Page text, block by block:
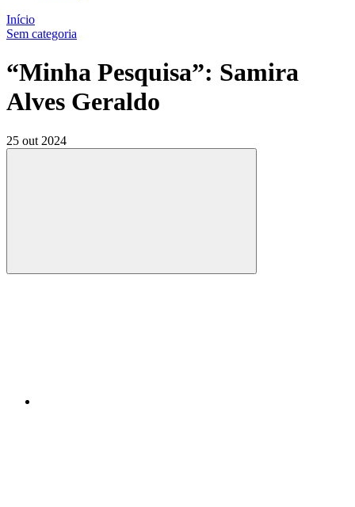
Início
Sem categoria
“Minha Pesquisa”: Samira
Alves Geraldo
25 out 2024
Compartilhar